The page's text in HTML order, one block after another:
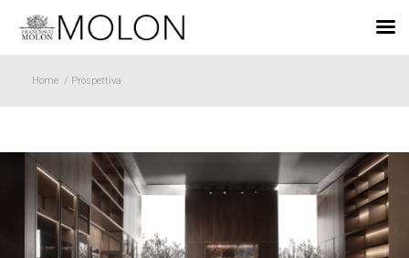
Home / Prospettiva